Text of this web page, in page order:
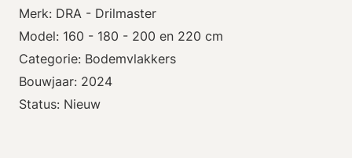
Merk: DRA - Drilmaster
Model: 160 - 180 - 200 en 220 cm
Categorie: Bodemvlakkers
Bouwjaar: 2024
Status: Nieuw